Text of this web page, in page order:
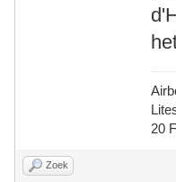
20
Zoek